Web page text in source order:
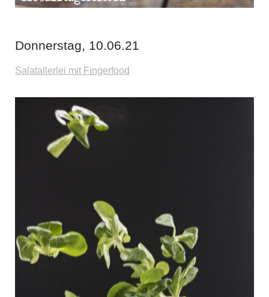
Donnerstag, 10.06.21
Salatallerlei mit Fingerfood